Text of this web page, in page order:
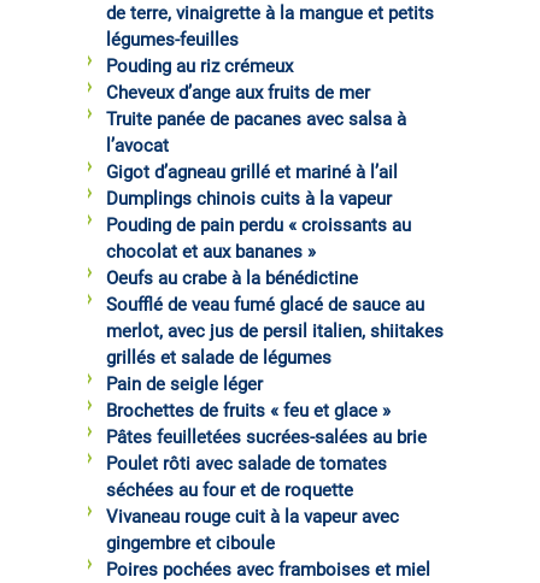
de terre, vinaigrette à la mangue et petits
légumes-feuilles
Pouding au riz crémeux
Cheveux d’ange aux fruits de mer
Truite panée de pacanes avec salsa à
l’avocat
Gigot d’agneau grillé et mariné à l’ail
Dumplings chinois cuits à la vapeur
Pouding de pain perdu « croissants au
chocolat et aux bananes »
Oeufs au crabe à la bénédictine
Soufflé de veau fumé glacé de sauce au
merlot, avec jus de persil italien, shiitakes
grillés et salade de légumes
Pain de seigle léger
Brochettes de fruits « feu et glace »
Pâtes feuilletées sucrées-salées au brie
Poulet rôti avec salade de tomates
séchées au four et de roquette
Vivaneau rouge cuit à la vapeur avec
gingembre et ciboule
Poires pochées avec framboises et miel